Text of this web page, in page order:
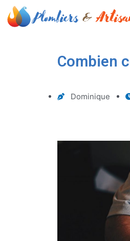
Combien
Dominique